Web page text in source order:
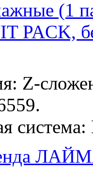
(1
PACK,
Z-
система: